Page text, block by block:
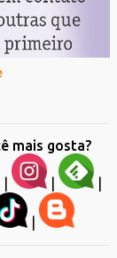
mais gosta?
| | |
|